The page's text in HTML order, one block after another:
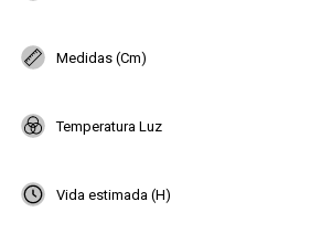
Medidas (Cm)
Temperatura Luz
Vida estimada (H)